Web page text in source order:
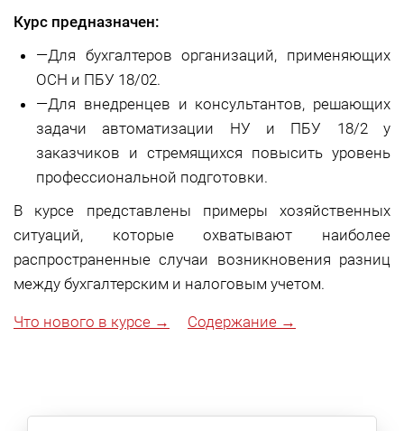
Курс предназначен:
—Для бухгалтеров организаций, применяющих
ОСН и ПБУ 18/02.
—Для внедренцев и консультантов, решающих
задачи автоматизации НУ и ПБУ 18/2 у
заказчиков и стремящихся повысить уровень
профессиональной подготовки.
В курсе представлены примеры хозяйственных
ситуаций, которые охватывают наиболее
распространенные случаи возникновения разниц
между бухгалтерским и налоговым учетом.
Что нового в курсе → Содержание →